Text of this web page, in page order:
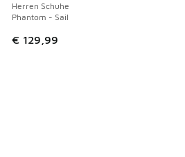
Herren Schuhe
Phantom - Sail
€ 129,99